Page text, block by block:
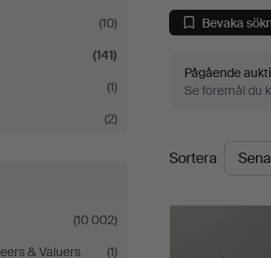
(10)
(141)
(1)
(2)
(10 002)
& Valuers
(1)
Bevaka
Pågående
Se föremål du
Slutpriser
Sortera